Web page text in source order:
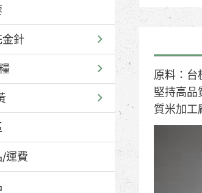
金針
/運費
原料：台
堅持高品
質米加工